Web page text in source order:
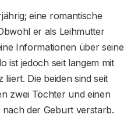
eine romantische
er als Leihmutter
Informationen über seine
ist jedoch seit langem mit
Die beiden sind seit
zwei Töchter und einen
der Geburt verstarb.